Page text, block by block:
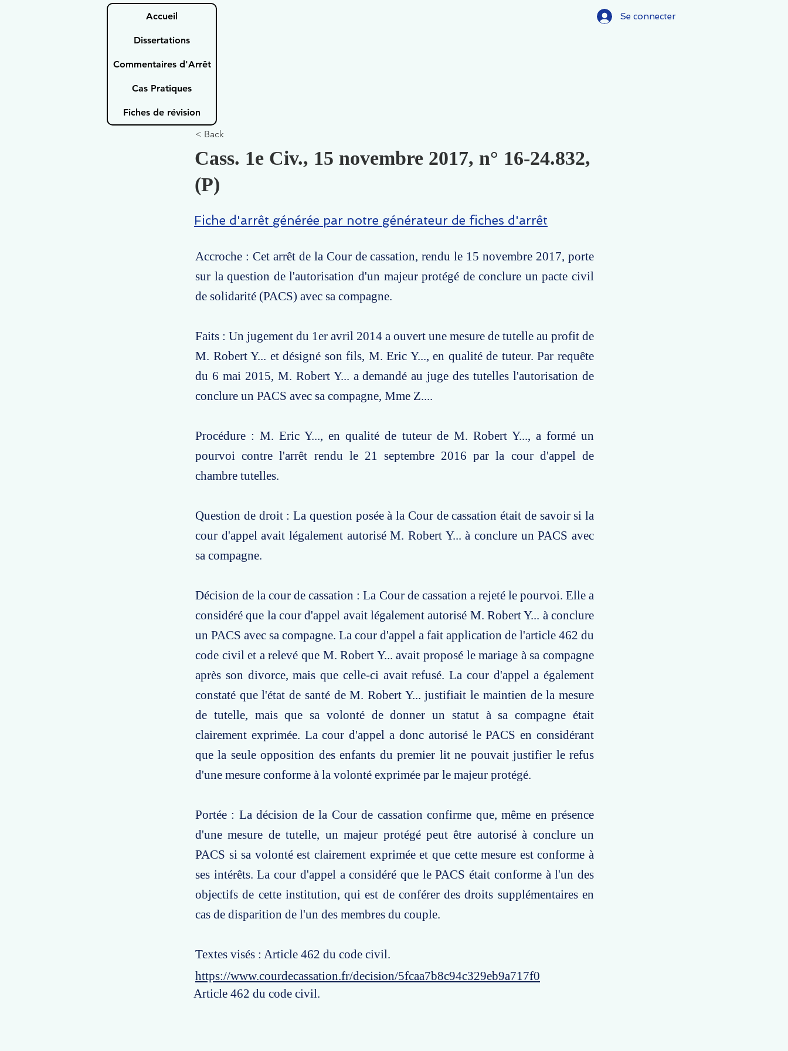
Accueil
Dissertations
Commentaires d'Arrêt
Cas Pratiques
Fiches de révision
Se connecter
< Back
Cass. 1e Civ., 15 novembre 2017, n° 16-24.832,
(P)
Fiche d'arrêt générée par notre générateur de fiches d'arrêt
Accroche : Cet arrêt de la Cour de cassation, rendu le 15 novembre 2017, porte
sur la question de l'autorisation d'un majeur protégé de conclure un pacte civil
de solidarité (PACS) avec sa compagne.
Faits : Un jugement du 1er avril 2014 a ouvert une mesure de tutelle au profit de
M. Robert Y... et désigné son fils, M. Eric Y..., en qualité de tuteur. Par requête
du 6 mai 2015, M. Robert Y... a demandé au juge des tutelles l'autorisation de
conclure un PACS avec sa compagne, Mme Z....
Procédure : M. Eric Y..., en qualité de tuteur de M. Robert Y..., a formé un
pourvoi contre l'arrêt rendu le 21 septembre 2016 par la cour d'appel de
chambre tutelles.
Question de droit : La question posée à la Cour de cassation était de savoir si la
cour d'appel avait légalement autorisé M. Robert Y... à conclure un PACS avec
sa compagne.
Décision de la cour de cassation : La Cour de cassation a rejeté le pourvoi. Elle a
considéré que la cour d'appel avait légalement autorisé M. Robert Y... à conclure
un PACS avec sa compagne. La cour d'appel a fait application de l'article 462 du
code civil et a relevé que M. Robert Y... avait proposé le mariage à sa compagne
après son divorce, mais que celle-ci avait refusé. La cour d'appel a également
constaté que l'état de santé de M. Robert Y... justifiait le maintien de la mesure
de tutelle, mais que sa volonté de donner un statut à sa compagne était
clairement exprimée. La cour d'appel a donc autorisé le PACS en considérant
que la seule opposition des enfants du premier lit ne pouvait justifier le refus
d'une mesure conforme à la volonté exprimée par le majeur protégé.
Portée : La décision de la Cour de cassation confirme que, même en présence
d'une mesure de tutelle, un majeur protégé peut être autorisé à conclure un
PACS si sa volonté est clairement exprimée et que cette mesure est conforme à
ses intérêts. La cour d'appel a considéré que le PACS était conforme à l'un des
objectifs de cette institution, qui est de conférer des droits supplémentaires en
cas de disparition de l'un des membres du couple.
Textes visés : Article 462 du code civil.
https://www.courdecassation.fr/decision/5fcaa7b8c94c329eb9a717f0
Article 462 du code civil.